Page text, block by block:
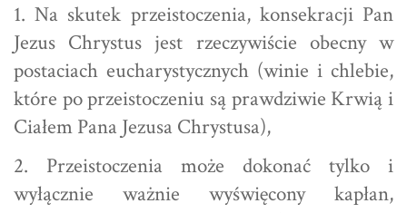
1. Na skutek przeistoczenia, konsekracji Pan
Jezus Chrystus jest rzeczywiście obecny w
postaciach eucharystycznych (winie i chlebie,
które po przeistoczeniu są prawdziwie Krwią i
Ciałem Pana Jezusa Chrystusa),
2. Przeistoczenia może dokonać tylko i
wyłącznie ważnie wyświęcony kapłan,